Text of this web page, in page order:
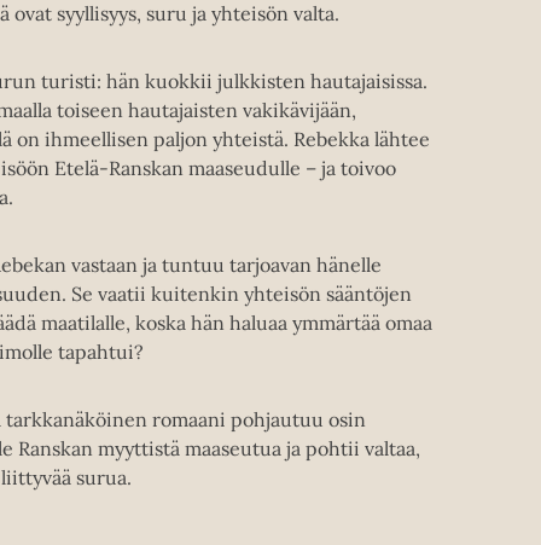
ovat syyllisyys, suru ja yhteisön valta.
turisti: hän kuokkii julkkisten hautajaisissa.
toiseen hautajaisten vakikävijään,
on ihmeellisen paljon yhteistä. Rebekka lähtee
Etelä-Ranskan maaseudulle – ja toivoo
vastaan ja tuntuu tarjoavan hänelle
Se vaatii kuitenkin yhteisön sääntöjen
maatilalle, koska hän haluaa ymmärtää omaa
tapahtui?
romaani pohjautuu osin
myyttistä maaseutua ja pohtii valtaa,
surua.